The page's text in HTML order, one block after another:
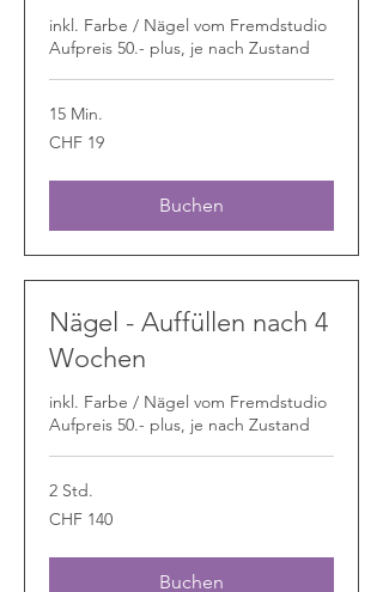
inkl. Farbe / Nägel vom Fremdstudio
Aufpreis 50.- plus, je nach Zustand
15 Min.
19
Schweizer
CHF 19
Buchen
Nägel - Auffüllen nach 4
Wochen
inkl. Farbe / Nägel vom Fremdstudio
Aufpreis 50.- plus, je nach Zustand
2 Std.
140
Schweizer
CHF 140
Buchen